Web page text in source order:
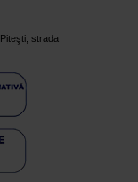
strada